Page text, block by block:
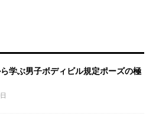
学ぶ男子ボディビル規定ポーズの極